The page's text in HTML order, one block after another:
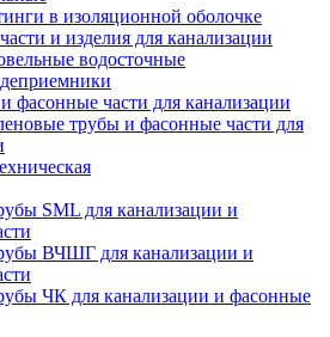
в изоляционной оболочке
и изделия для канализации
водосточные
части для канализации
трубы и фасонные части для
SML для канализации и
ВЧШГ для канализации и
ЧК для канализации и фасонные